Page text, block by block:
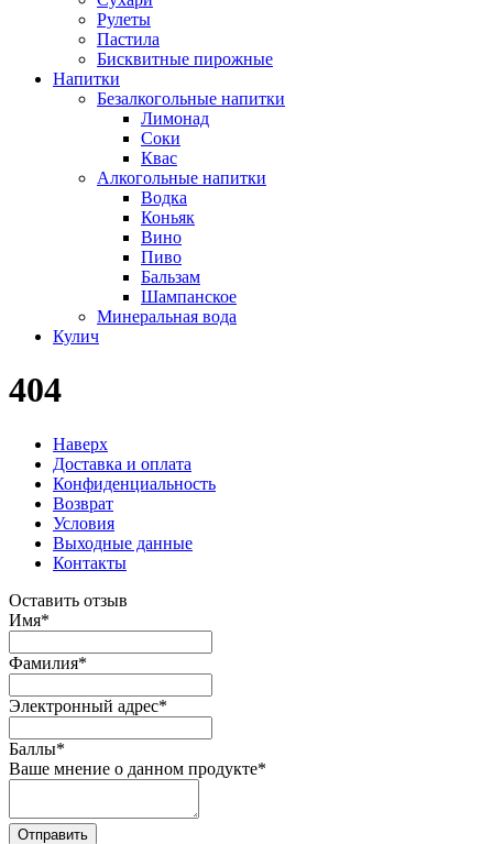
Рулеты
Пастила
Бисквитные пирожные
Напитки
Безалкогольные напитки
Лимонад
Соки
Квас
Алкогольные напитки
Водка
Коньяк
Вино
Пиво
Бальзам
Шампанское
Минеральная вода
Кулич
404
Наверх
Доставка и оплата
Конфиденциальность
Возврат
Условия
Выходные данные
Контакты
Оставить отзыв
Имя*
Фамилия*
Электронный адрес*
Баллы*
Ваше мнение о данном продукте*
Отправить